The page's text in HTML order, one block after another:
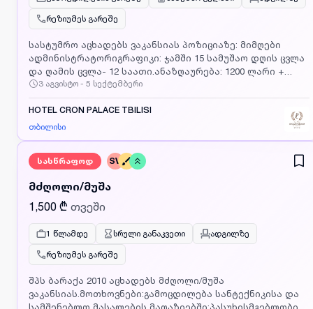
რეზიუმეს გარეშე
სასტუმრო აცხადებს ვაკანსიას პოზიციაზე: მიმღები
ადმინისტრატორიგრაფიკი: ჯამში 15 სამუშაო დღის ცვლა
და ღამის ცვლა- 12 საათი.ანაზღაურება: 1200 ლარი +
კვებაძირითადი მოვალეობები:სტუმრების მიღება,
რეგისტრაცია და განთავსება ჯავშნების პროგრამაში
აღნიშვნასატელეფონო ზარებზე პასუხი გუნდურად
მუშაობის უნარი და
ცოდნა - სავალდებულო, რუსული სასურველი საოფისე
პროგრამების საბაზისო დონეზე ცოდნადაინტერესების
მოცემულ ელექტრონულ ფოსტაზე reservation@cronpalace.ge,
ან დაგვიკავშირდით მოცემულ ნომერზე.
3 აგვისტო - 5 სექტემბერი
HOTEL CRON PALACE TBILISI
თბილისი
სასწრაფოდ SV
მძღოლი/მუშა
1,500 ₾ თვეში
1 წლამდე სრული განაკვეთი
ადგილზე
რეზიუმეს გარეშე
შპს ბარაქა 2010 აცხადებს მძღოლი/მუშა
ვაკანსიას.მოთხოვნები:გამოცდილება სანტექნიკისა და